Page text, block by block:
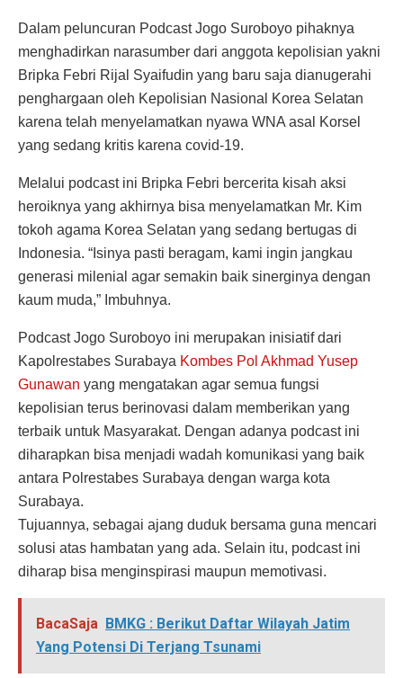
Dalam peluncuran Podcast Jogo Suroboyo pihaknya
menghadirkan narasumber dari anggota kepolisian yakni
Bripka Febri Rijal Syaifudin yang baru saja dianugerahi
penghargaan oleh Kepolisian Nasional Korea Selatan
karena telah menyelamatkan nyawa WNA asal Korsel
yang sedang kritis karena covid-19.
Melalui podcast ini Bripka Febri bercerita kisah aksi
heroiknya yang akhirnya bisa menyelamatkan Mr. Kim
tokoh agama Korea Selatan yang sedang bertugas di
Indonesia. “Isinya pasti beragam, kami ingin jangkau
generasi milenial agar semakin baik sinerginya dengan
kaum muda,” Imbuhnya.
Podcast Jogo Suroboyo ini merupakan inisiatif dari
Kapolrestabes Surabaya Kombes Pol Akhmad Yusep
Gunawan yang mengatakan agar semua fungsi
kepolisian terus berinovasi dalam memberikan yang
terbaik untuk Masyarakat. Dengan adanya podcast ini
diharapkan bisa menjadi wadah komunikasi yang baik
antara Polrestabes Surabaya dengan warga kota
Surabaya.
Tujuannya, sebagai ajang duduk bersama guna mencari
solusi atas hambatan yang ada. Selain itu, podcast ini
diharap bisa menginspirasi maupun memotivasi.
BacaSaja BMKG : Berikut Daftar Wilayah Jatim
Yang Potensi Di Terjang Tsunami